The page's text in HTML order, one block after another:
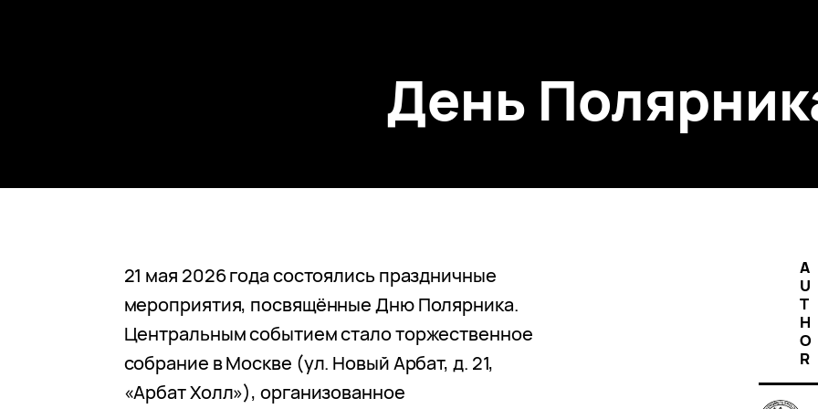
День
21 мая 2026 года состоялись праздничные
мероприятия, посвящённые Дню Полярника.
Центральным событием стало торжественное
собрание в Москве (ул. Новый Арбат, д. 21,
«Арбат Холл»), организованное
A
U
T
H
O
R